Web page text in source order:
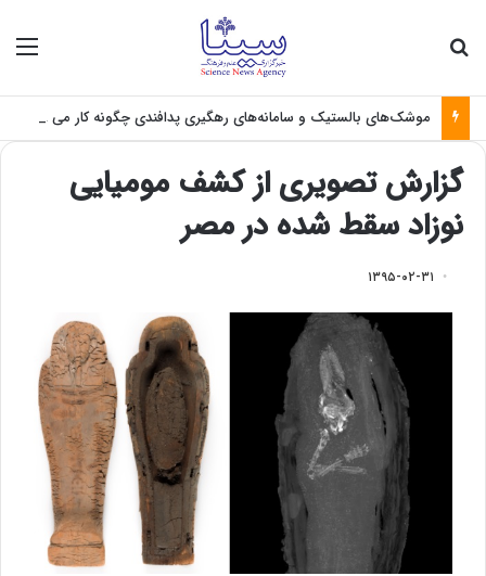
موشک‌های بالستیک و سامانه‌های رهگیری پدافندی چگونه کار می کنند؟
گزارش تصویری از کشف مومیایی
نوزاد سقط شده در مصر
۱۳۹۵-۰۲-۳۱